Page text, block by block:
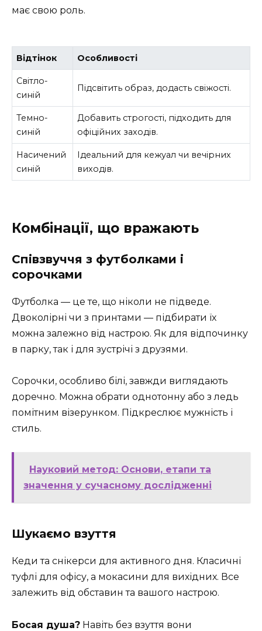
має свою роль.
Відтінок Особливості
Світло-
синій
Підсвітить образ, додасть свіжості.
Темно-
синій
Добавить строгості, підходить для
офіційних заходів.
Насичений
синій
Ідеальний для кежуал чи вечірних
виходів.
Комбінації, що вражають
Співзвуччя з футболками і
сорочками
Футболка — це те, що ніколи не підведе.
Двоколірні чи з принтами — підбирати їх
можна залежно від настрою. Як для відпочинку
в парку, так і для зустрічі з друзями.
Сорочки, особливо білі, завжди виглядають
доречно. Можна обрати однотонну або з ледь
помітним візерунком. Підкреслює мужність і
стиль.
Науковий метод: Основи, етапи та
значення у сучасному дослідженні
Шукаємо взуття
Кеди та снікерси для активного дня. Класичні
туфлі для офісу, а мокасини для вихідних. Все
залежить від обставин та вашого настрою.
Босая душа? Навіть без взуття вони